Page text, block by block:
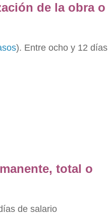
de la obra o
). Entre ocho y 12 días
total o
de salario